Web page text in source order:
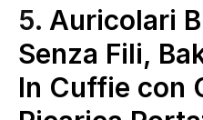
5. Auricolari
Senza Fili,
In Cuffie con